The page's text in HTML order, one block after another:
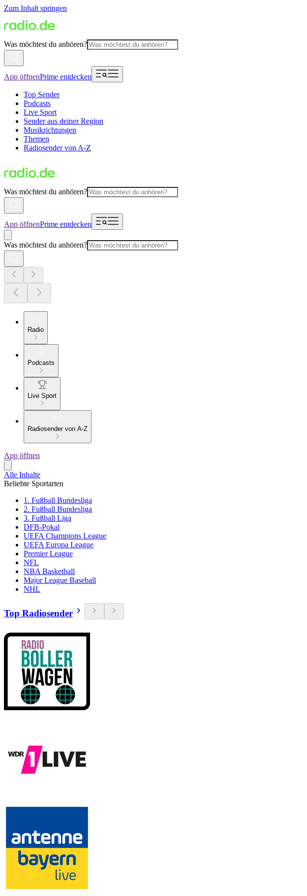
Zum Inhalt springen
Was möchtest du anhören?
App öffnenPrime entdecken
Top Sender
Podcasts
Live Sport
Sender aus deiner Region
Musikrichtungen
Themen
Radiosender von A-Z
Was möchtest du anhören?
App öffnenPrime entdecken
Was möchtest du anhören?
Radio
Podcasts
Live Sport
Radiosender von A-Z
App öffnen
Alle Inhalte
Beliebte Sportarten
1. Fußball Bundesliga
2. Fußball Bundesliga
3. Fußball Liga
DFB-Pokal
UEFA Champions League
UEFA Europa League
Premier League
NFL
NBA Basketball
Major League Baseball
NHL
Top Radiosender